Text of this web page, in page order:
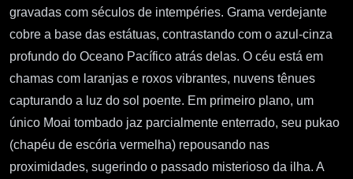
gravadas com séculos de intempéries. Grama verdejante
cobre a base das estátuas, contrastando com o azul-cinza
profundo do Oceano Pacífico atrás delas. O céu está em
chamas com laranjas e roxos vibrantes, nuvens tênues
capturando a luz do sol poente. Em primeiro plano, um
único Moai tombado jaz parcialmente enterrado, seu pukao
(chapéu de escória vermelha) repousando nas
proximidades, sugerindo o passado misterioso da ilha. A